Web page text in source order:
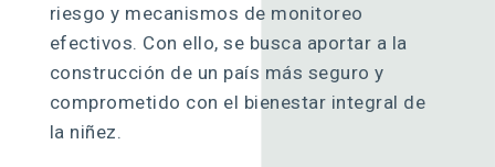
riesgo y mecanismos de monitoreo
efectivos. Con ello, se busca aportar a la
construcción de un país más seguro y
comprometido con el bienestar integral de
la niñez.